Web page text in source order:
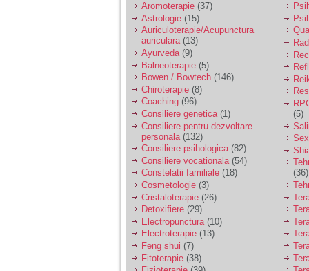
Sunt casatorita, am
31 de ani si un copil in
varsta de 2 ani care
mi-e lumina ochilor.
De ceva timp simt ca
mi s-a adunat
oboseala, o oboseala
cronica de care nu pot
scapa si simt ca din
cauza ei nu pot
controla nervii si
cateodata are copilul
de suferit.
Am o bariera peste
care nu pot trece:
prietena mea a ramas
insarcinata cu o fata.
Am fost de comun
acord sa facem un
copil, cu gandul ca e
baiat.
Aromoterapie (37)
Astrologie (15)
Auriculoterapie/Acupunctura
auriculara(13)
Ayurveda(9)
Balneoterapie (5)
Bowen / Bowtech (146)
Chiroterapie (8)
Coaching (96)
Consiliere genetica(1)
Consiliere pentru dezvoltare
personala (132)
Consiliere psihologica(82)
Consiliere vocationala (54)
Constelatii familiale (18)
Cosmetologie (3)
Cristaloterapie (26)
Detoxifiere (29)
Electropunctura (10)
Electroterapie (13)
Feng shui (7)
Fitoterapie (38)
(5)
(36)